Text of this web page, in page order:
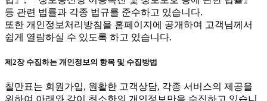
등 관련 법률과 각종 법규를 준수하고 있습니다.
또한 개인정보처리방침을 홈페이지에 공개하여 고객님께서
쉽게 열람하실 수 있도록 하고 있습니다.
제2장 수집하는 개인정보의 항목 및 수집방법
칠만표는 회원가입, 원활한 고객상담, 각종 서비스의 제공을